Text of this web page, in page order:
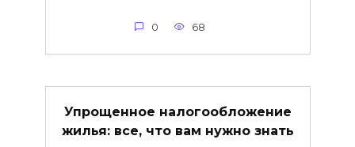
0 68
Упрощенное налогообложение
жилья: все, что вам нужно знать